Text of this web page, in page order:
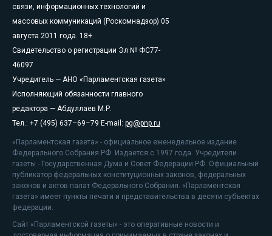
связи, информационных технологий и
массовых коммуникаций (Роскомнадзор) 05
августа 2011 года. 18+
Свидетельство о регистрации Эл № ФС77-
46097
Учредитель — АНО «Парламентская газета»
Исполняющий обязанности главного
редактора — Абдуллаев М.Р.
Тел.: +7 (495) 637–69–79 E-mail: pg@pnp.ru
«Парламентская газета» - официальное еженедельное издание
Федерального Собрания РФ. Издается с 1997 года. Учредители
газеты - Государственная Дума и Совет Федерации РФ. Официальный
публикатор федеральных конституционных законов, федеральных
законов и актов палат Федерального Собрания. «Парламентская
газета» имеет пункты печати и представительства в десяти субъектах
федерации.
Сайт «Парламентской газеты» - это оперативные новости и